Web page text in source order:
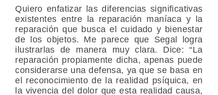
Quiero enfatizar las diferencias significativas
existentes entre la reparación maníaca y la
reparación que busca el cuidado y bienestar
de los objetos. Me parece que Segal logra
ilustrarlas de manera muy clara. Dice: “La
reparación propiamente dicha, apenas puede
considerarse una defensa, ya que se basa en
el reconocimiento de la realidad psíquica, en
la vivencia del dolor que esta realidad causa,